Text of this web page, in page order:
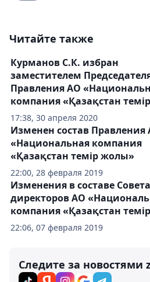
Читайте также
17:38, 30 апреля 2020
Курманов С.К. избран
заместителем
Правления АО
компания «Қазақстан
22:00, 28 февраля 2019
Изменен состав Правления
«Национальная компания
«Қазақстан темір жолы»
22:06, 07 февраля 2019
Изменения в составе Совета
директоров АО
компания «Қазақстан
Следите за новостями